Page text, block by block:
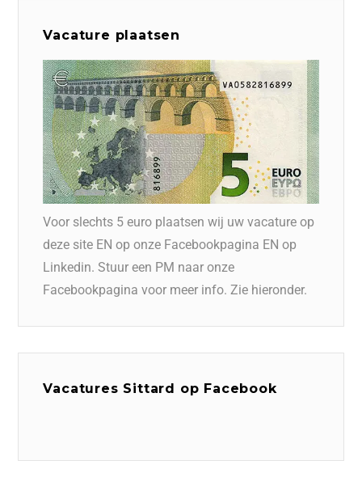
Vacature plaatsen
Voor slechts 5 euro plaatsen wij uw vacature op
deze site EN op onze Facebookpagina EN op
Linkedin. Stuur een PM naar onze
Facebookpagina voor meer info. Zie hieronder.
Vacatures Sittard op Facebook